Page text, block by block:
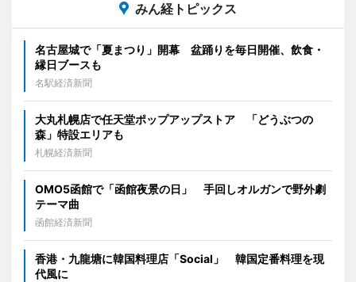
みん経トピックス
名古屋城で「夏まつり」開幕 盆踊りを毎日開催、飲食・
縁日ブースも
名駅経済新聞
大丸札幌店で任天堂ポップアップストア 「どうぶつの
森」特設エリアも
札幌経済新聞
OMO5函館で「函館夜景の日」 手回しオルガンで野外劇
テーマ曲
函館経済新聞
香港・九龍塘に韓国料理店「Social」 韓国定番料理を現
代風に